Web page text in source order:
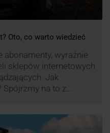
Oto, co warto wiedzieć
wyraźnie
sklepów internetowych
Jak
Spójrzmy na to z